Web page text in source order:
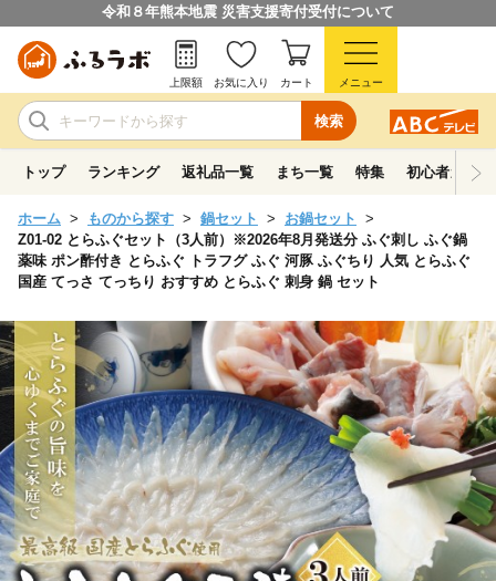
令和８年熊本地震 災害支援寄付受付について
検索
上限額 お気に入り カート メニュー
トップ ランキング 返礼品一覧 まち一覧 特集 初心者ガイド
ホーム ものから探す 鍋セット
お鍋セット
Z01-02 とらふぐセット（3人前）※2026年8月発送分 ふぐ刺し ふぐ鍋
薬味 ポン酢付き とらふぐ トラフグ ふぐ 河豚 ふぐちり 人気 とらふぐ
国産 てっさ てっちり おすすめ とらふぐ 刺身 鍋 セット